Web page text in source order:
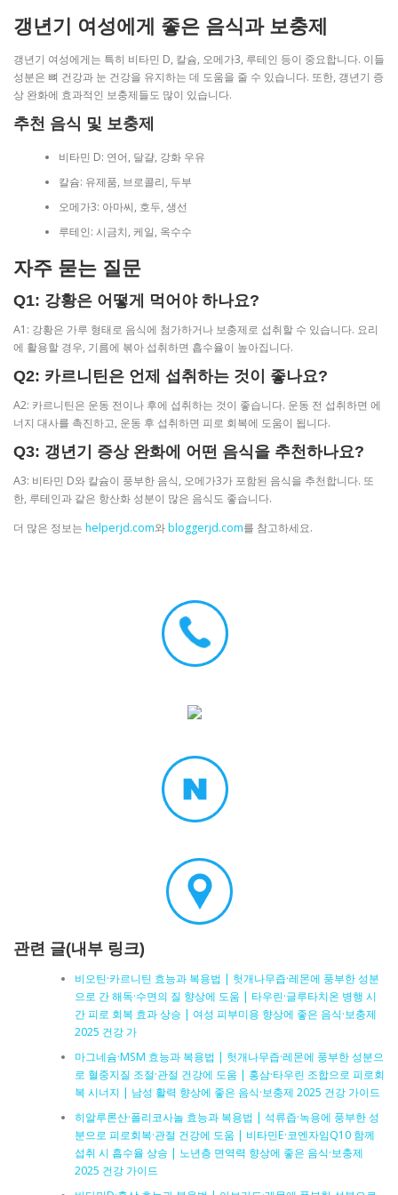
갱년기 여성에게 좋은 음식과 보충제
갱년기 여성에게는 특히 비타민 D, 칼슘, 오메가3, 루테인 등이 중요합니다. 이들
성분은 뼈 건강과 눈 건강을 유지하는 데 도움을 줄 수 있습니다. 또한, 갱년기 증
상 완화에 효과적인 보충제들도 많이 있습니다.
추천 음식 및 보충제
비타민 D: 연어, 달걀, 강화 우유
칼슘: 유제품, 브로콜리, 두부
오메가3: 아마씨, 호두, 생선
루테인: 시금치, 케일, 옥수수
자주 묻는 질문
Q1: 강황은 어떻게 먹어야 하나요?
A1: 강황은 가루 형태로 음식에 첨가하거나 보충제로 섭취할 수 있습니다. 요리
에 활용할 경우, 기름에 볶아 섭취하면 흡수율이 높아집니다.
Q2: 카르니틴은 언제 섭취하는 것이 좋나요?
A2: 카르니틴은 운동 전이나 후에 섭취하는 것이 좋습니다. 운동 전 섭취하면 에
너지 대사를 촉진하고, 운동 후 섭취하면 피로 회복에 도움이 됩니다.
Q3: 갱년기 증상 완화에 어떤 음식을 추천하나요?
A3: 비타민 D와 칼슘이 풍부한 음식, 오메가3가 포함된 음식을 추천합니다. 또
한, 루테인과 같은 항산화 성분이 많은 음식도 좋습니다.
더 많은 정보는 helperjd.com와bloggerjd.com를 참고하세요.
관련 글(내부 링크)
비오틴·카르니틴 효능과 복용법 | 헛개나무즙·레몬에 풍부한 성분
으로 간 해독·수면의 질 향상에 도움 | 타우린·글루타치온 병행 시
간 피로 회복 효과 상승 | 여성 피부미용 향상에 좋은 음식·보충제
2025 건강 가
마그네슘·MSM 효능과 복용법 | 헛개나무즙·레몬에 풍부한 성분으
로 혈중지질 조절·관절 건강에 도움 | 홍삼·타우린 조합으로 피로회
복 시너지 | 남성 활력 향상에 좋은 음식·보충제 2025 건강 가이드
히알루론산·폴리코사놀 효능과 복용법 | 석류즙·녹용에 풍부한 성
분으로 피로회복·관절 건강에 도움 | 비타민E·코엔자임Q10 함께
섭취 시 흡수율 상승 | 노년층 면역력 향상에 좋은 음식·보충제
2025 건강 가이드